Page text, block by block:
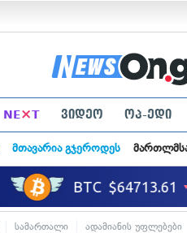
NE×T ვიდეო ოპ-ედი
მთავარია გჯეროდეს
სამართალი ადამიანის უფლებები